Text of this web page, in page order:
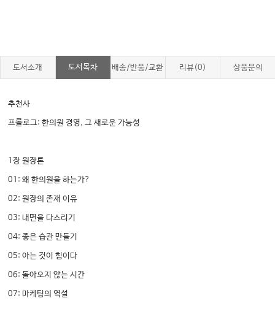
도서소개 도서목차 배송/반품/교환 리뷰(0) 상품문의
추천사
프롤로그: 한의원 경영, 그 새로운 가능성
1장 원장론
01: 왜 한의원을 하는가?
02: 원장의 존재 이유
03: 내면을 다스리기
04: 좋은 습관 만들기
05: 아는 것이 힘이다
06: 돌아오지 않는 시간
07: 마케팅의 역설